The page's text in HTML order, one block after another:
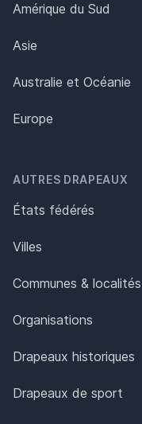
Amérique du Sud
Asie
Australie et Océanie
Europe
AUTRES DRAPEAUX
États fédérés
Villes
Communes & localités
Organisations
Drapeaux historiques
Drapeaux de sport